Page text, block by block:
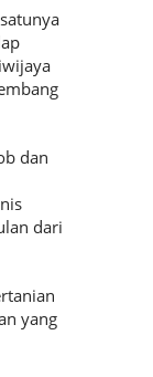
dan
dari
yang